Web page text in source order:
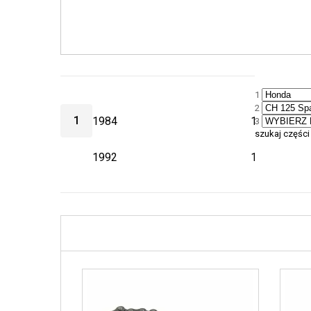
1
2
3
szukaj części
1 1984 1986
1992 1993